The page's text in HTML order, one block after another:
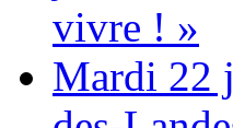
vivre ! »
Mardi 22